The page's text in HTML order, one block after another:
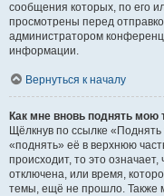
сообщения которых, по его
просмотрены перед
администратором
информации.
Вернуться к началу
Как мне вновь поднять мою
Щёлкнув по ссылке
«поднять» её в верхнюю
происходит, то это
отключена, или время,
темы, ещё не прошло. Также